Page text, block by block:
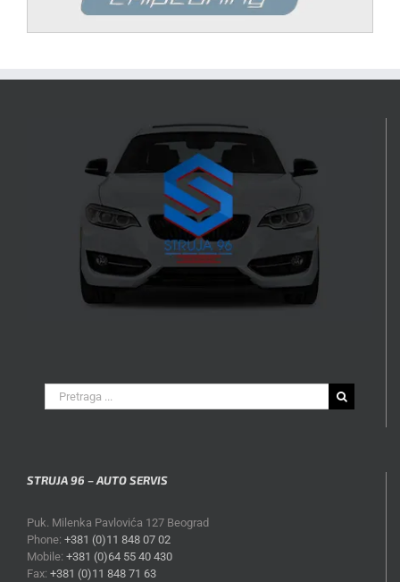
Search
for:
STRUJA 96 – AUTO SERVIS
Puk. Milenka Pavlovića 127 Beograd
Phone: +381 (0)11 848 07 02
Mobile: +381 (0)64 55 40 430
Fax: +381 (0)11 848 71 63